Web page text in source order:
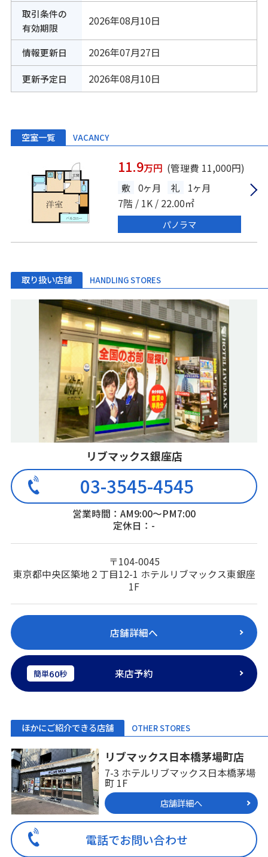
取引条件の
有効期限
2026年08月10日
情報更新日 2026年07月27日
更新予定日 2026年08月10日
空室一覧 VACANCY
11.9万円 (管理費 11,000円)
敷 0ヶ月 礼 1ヶ月
7階 / 1K / 22.00㎡
パノラマ
取り扱い店舗 HANDLING STORES
リブマックス銀座店
03-3545-4545
営業時間：AM9:00～PM7:00
定休日：-
〒104-0045
東京都中央区築地２丁目12-1 ホテルリブマックス東銀座
1F
店舗詳細へ
簡単60秒 来店予約
ほかにご紹介できる店舗 OTHER STORES
リブマックス日本橋茅場町店
7-3 ホテルリブマックス日本橋茅場
町 1F
店舗詳細へ
電話でお問い合わせ